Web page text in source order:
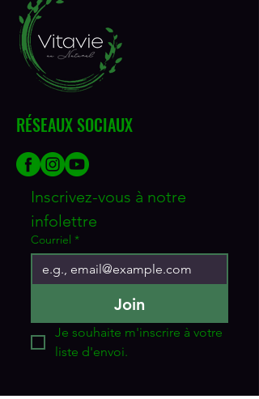
RÉSEAUX SOCIAUX
Inscrivez-vous à notre
infolettre
Courriel *
Join
Je souhaite m'inscrire à votre
liste d'envoi.